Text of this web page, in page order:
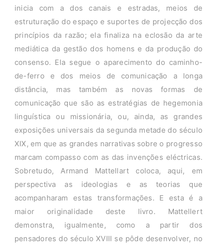
inicia com a dos canais e estradas, meios de
estruturação do espaço e suportes de projecção dos
princípios da razão; ela finaliza na eclosão da arte
mediática da gestão dos homens e da produção do
consenso. Ela segue o aparecimento do caminho-
de-ferro e dos meios de comunicação a longa
distância, mas também as novas formas de
comunicação que são as estratégias de hegemonia
linguística ou missionária, ou, ainda, as grandes
exposições universais da segunda metade do século
XIX, em que as grandes narrativas sobre o progresso
marcam compasso com as das invenções eléctricas.
Sobretudo, Armand Mattellart coloca, aqui, em
perspectiva as ideologias e as teorias que
acompanharam estas transformações. E esta é a
maior originalidade deste livro. Mattellert
demonstra, igualmente, como a partir dos
pensadores do século XVIII se pôde desenvolver, no